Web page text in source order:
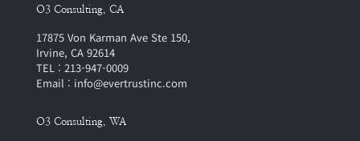
O3 Consulting, CA
17875 Von Karman Ave Ste 150,
Irvine, CA 92614
TEL : 213-947-0009
Email : info@evertrustinc.com
O3 Consulting, WA